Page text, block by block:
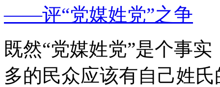
——评“党媒姓党”之争
既然“党媒姓党”是个事
多的民众应该有自己姓